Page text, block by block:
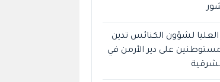
العليا لشؤون الكنائس تدين
على دير الأرمن في